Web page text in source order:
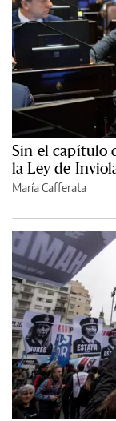
Sin el capítulo
la Ley de
María Cafferata